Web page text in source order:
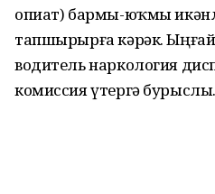
опиат) бармы-юҡмы
тапшырырға кәрәк.
водитель наркология
комиссия үтергә бурыслы.